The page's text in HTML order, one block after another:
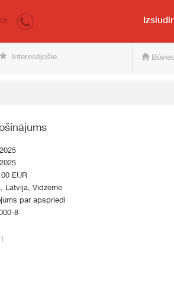
pircējam un
LV
Interesējošie
EUR
Latvija, Vidzeme
par apspriedi
8